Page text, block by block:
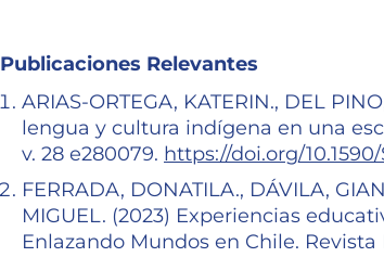
Publicaciones Relevantes
ARIAS-ORTEGA, KATERIN., DEL
lengua y cultura indígena en una
v. 28 e280079. https://doi.org/
FERRADA, DONATILA., DÁVILA,
MIGUEL. (2023) Experiencias
Enlazando Mundos en Chile.